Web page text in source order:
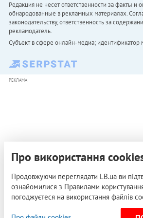
Редакция не несет ответственности за факты и
обнародованные в рекламных материалах.
законодательству, ответственность за
рекламодатель.
Субъект в сфере онлайн-медиа; идентификатор
РЕКЛАМА
Про використання
Продовжуючи переглядати LB.ua ви
ознайомилися з Правилами
погоджуєтеся на використання файлів